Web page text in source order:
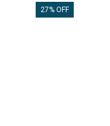
27% OFF